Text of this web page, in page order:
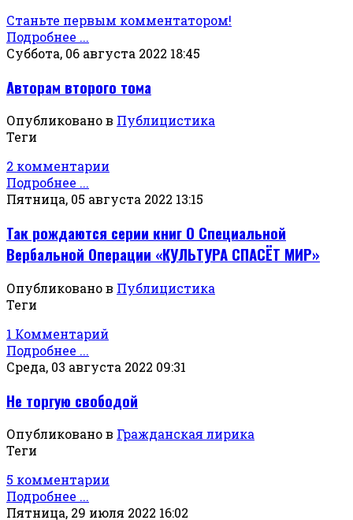
Станьте первым комментатором!
Подробнее ...
Суббота, 06 августа 2022 18:45
Авторам второго тома
Опубликовано в Публицистика
Теги
2 комментарии
Подробнее ...
Пятница, 05 августа 2022 13:15
Так рождаются серии книг О Специальной
Вербальной Операции «КУЛЬТУРА СПАСЁТ МИР»
Опубликовано в Публицистика
Теги
1 Комментарий
Подробнее ...
Среда, 03 августа 2022 09:31
Не торгую свободой
Опубликовано в Гражданская лирика
Теги
5 комментарии
Подробнее ...
Пятница, 29 июля 2022 16:02